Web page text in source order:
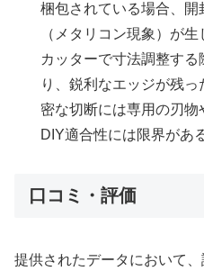
梱包されている場合、開
（メタリコン現象）が
カッターで寸法調整す
り、鋭利なエッジが残
密な切断には専用の刃物
DIY適合性には限界があ
口コミ・評価
提供されたデータにおいて